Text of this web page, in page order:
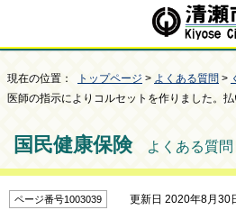
現在の位置： トップページ > よくある質問 >
医師の指示によりコルセットを作りました。
国民健康保険よくある質問
ページ番号1003039 更新日 2020年8月30